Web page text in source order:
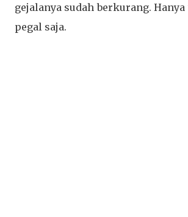
gejalanya sudah berkurang.
pegal saja.